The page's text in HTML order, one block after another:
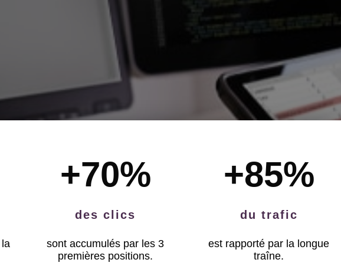
+70%
des clics
sont accumulés par les 3
premières positions.
+85%
du trafic
est rapporté par la longue
traîne.